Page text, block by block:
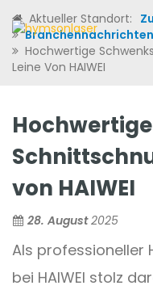
Aktueller Standort:
Branchennachrichten
Hochwertige
Leine Von HAIWEI
von HAIWEI
28. August 2025
Als professioneller
bei HAIWEI stolz